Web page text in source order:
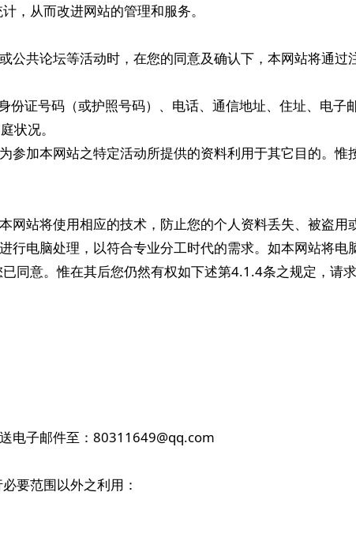
，从而改进网站的管理和服务。
公共论坛等活动时，在您的同意及确认下，本网站将通过
证号码（或护照号码）、电话、通信地址、住址、电子
状况。
参加本网站之特定活动所提供的资料利用于其它目的。惟
站将使用相应的技术，防止您的个人资料丢失、被盗用
行电脑处理，以符合专业分工时代的需求。如本网站将电
同意。惟在其后您仍然有权如下述第4.1.4条之规定，请求
电子邮件至：80311649@qq.com
要范围以外之利用：